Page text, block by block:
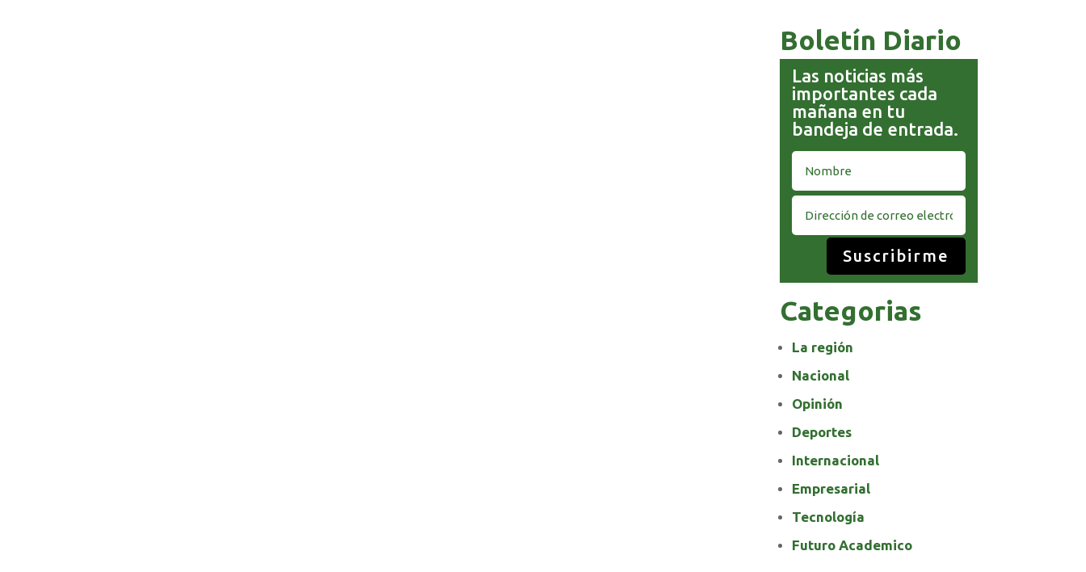
Boletín Diario
Las noticias más
importantes cada
mañana en tu
bandeja de entrada.
Suscribirme
Categorias
La región
Nacional
Opinión
Deportes
Internacional
Empresarial
Tecnología
Futuro Academico